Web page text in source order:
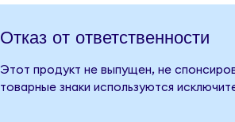
Отказ от ответственности
Этот продукт не выпущен, не
товарные знаки используются